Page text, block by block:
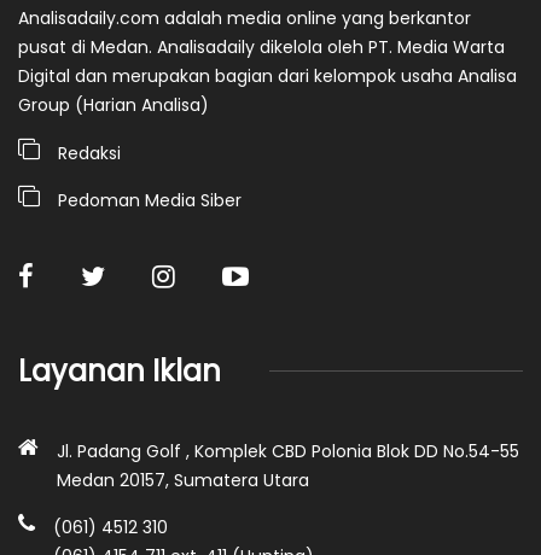
Analisadaily.com adalah media online yang berkantor
pusat di Medan. Analisadaily dikelola oleh PT. Media Warta
Digital dan merupakan bagian dari kelompok usaha Analisa
Group (Harian Analisa)
Redaksi
Pedoman Media Siber
Layanan Iklan
Jl. Padang Golf , Komplek CBD Polonia Blok DD No.54-55
Medan 20157, Sumatera Utara
(061) 4512 310